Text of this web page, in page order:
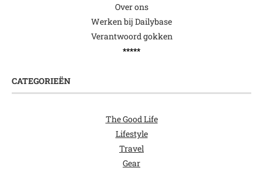
Over ons
Werken bij Dailybase
Verantwoord gokken
*****
CATEGORIEËN
The Good Life
Lifestyle
Travel
Gear